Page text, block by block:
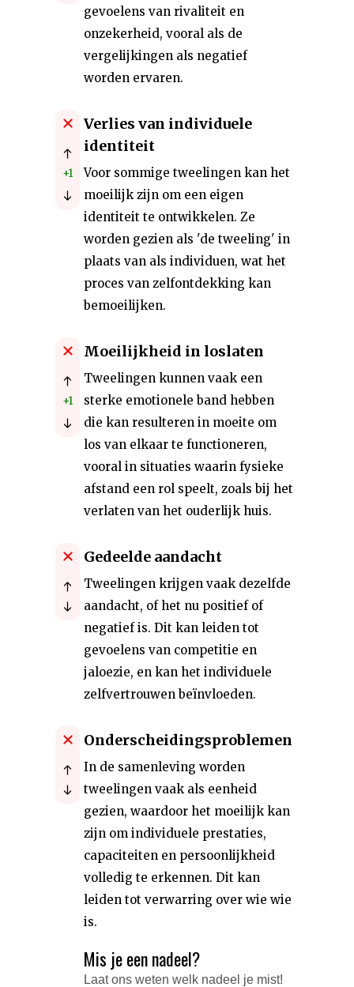
gevoelens van rivaliteit en
onzekerheid, vooral als de
vergelijkingen als negatief
worden ervaren.
+1
Verlies van individuele
identiteit
Voor sommige tweelingen kan het
moeilijk zijn om een eigen
identiteit te ontwikkelen. Ze
worden gezien als 'de tweeling' in
plaats van als individuen, wat het
proces van zelfontdekking kan
bemoeilijken.
+1
Moeilijkheid in loslaten
Tweelingen kunnen vaak een
sterke emotionele band hebben
die kan resulteren in moeite om
los van elkaar te functioneren,
vooral in situaties waarin fysieke
afstand een rol speelt, zoals bij het
verlaten van het ouderlijk huis.
Gedeelde aandacht
Tweelingen krijgen vaak dezelfde
aandacht, of het nu positief of
negatief is. Dit kan leiden tot
gevoelens van competitie en
jaloezie, en kan het individuele
zelfvertrouwen beïnvloeden.
Onderscheidingsproblemen
In de samenleving worden
tweelingen vaak als eenheid
gezien, waardoor het moeilijk kan
zijn om individuele prestaties,
capaciteiten en persoonlijkheid
volledig te erkennen. Dit kan
leiden tot verwarring over wie wie
is.
Mis je een nadeel?
Laat ons weten welk nadeel je mist!